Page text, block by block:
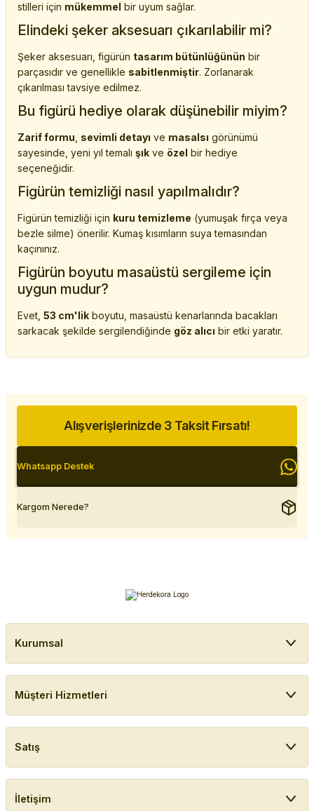
stilleri için mükemmel bir uyum sağlar.
Elindeki şeker aksesuarı çıkarılabilir mi?
Şeker aksesuarı, figürün tasarım bütünlüğünün bir
parçasıdır ve genellikle sabitlenmiştir. Zorlanarak
çıkarılması tavsiye edilmez.
Bu figürü hediye olarak düşünebilir miyim?
Zarif formu sevimli detayı ve masalsı görünümü
sayesinde, yeni yıl temalı şık ve özel bir hediye
seçeneğidir.
Figürün temizliği nasıl yapılmalıdır?
Figürün temizliği için kuru temizleme (yumuşak fırça veya
bezle silme) önerilir. Kumaş kısımların suya temasından
kaçınınız.
Figürün boyutu masaüstü sergileme için
uygun mudur?
Evet, 53 cm'lik boyutu, masaüstü kenarlarında bacakları
sarkacak şekilde sergilendiğinde göz alıcı bir etki yaratır.
Alışverişlerinizde 3 Taksit Fırsatı!
Whatsapp Destek
Kargom Nerede?
Kurumsal
Müşteri Hizmetleri
Satış
İletişim